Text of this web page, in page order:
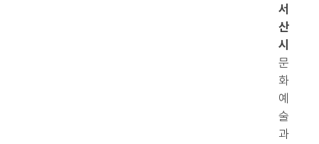
서
산
시
문
화
예
술
과